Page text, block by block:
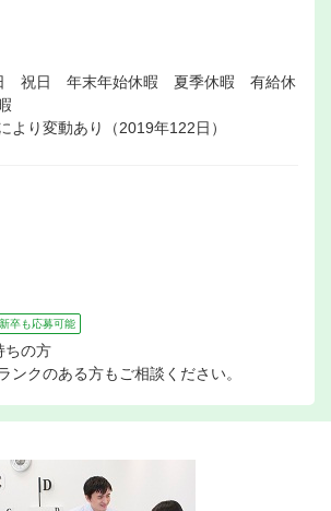
祝日 年末年始休暇 夏季休暇 有給休
より変動あり（2019年122日）
新卒も応募可能
ちの方
ンクのある方もご相談ください。